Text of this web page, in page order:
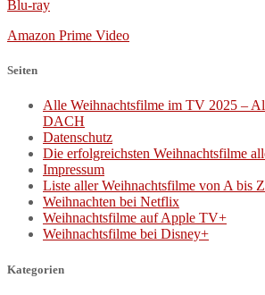
Blu-ray
Amazon Prime Video
Seiten
Alle Weihnachtsfilme im TV 2025 –
DACH
Datenschutz
Die erfolgreichsten Weihnachtsfilme
Impressum
Liste aller Weihnachtsfilme von A bis Z
Weihnachten bei Netflix
Weihnachtsfilme auf Apple TV+
Weihnachtsfilme bei Disney+
Kategorien